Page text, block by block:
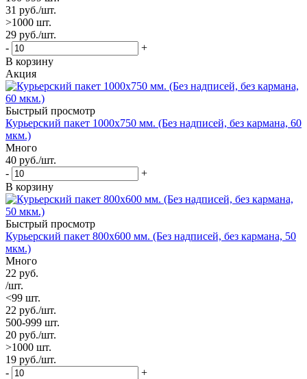
31 руб./шт.
>1000 шт.
29 руб./шт.
-
+
В корзину
Акция
Быстрый просмотр
Курьерский пакет 1000х750 мм. (Без надписей, без кармана, 60
мкм.)
Много
40 руб./шт.
-
+
В корзину
Быстрый просмотр
Курьерский пакет 800х600 мм. (Без надписей, без кармана, 50
мкм.)
Много
22 руб.
/шт.
<99 шт.
22 руб./шт.
500-999 шт.
20 руб./шт.
>1000 шт.
19 руб./шт.
-
+